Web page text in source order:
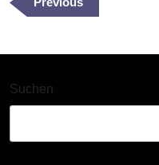
Post
Suchen